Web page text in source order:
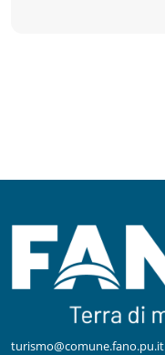
turismo@comune.fano.pu.it